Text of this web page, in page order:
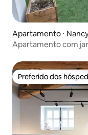
Apartamento ⋅
Apartamento com
Preferido dos
Preferido dos